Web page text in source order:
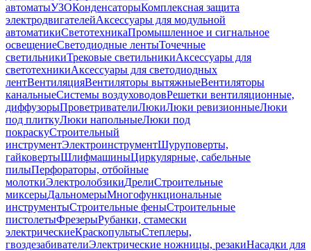
автоматыУЗОКонденсаторыКомплексная защита
электродвигателейАксессуары для модульной
автоматикиСветотехникаПромышленное и сигнальное
освещениеСветодиодные лентыТочечные
светильникиТрековые светильникиАксессуары для
светотехникиАксессуары для светодиодных
лентВентиляцияВентиляторы вытяжныеВентиляторы
канальныеСистемы воздуховодовРешетки вентиляционные,
диффузорыПроветривателиЛюкиЛюки ревизионныеЛюки
под плиткуЛюки напольныеЛюки под
покраскуСтроительный
инструментЭлектроинструментШуруповерты,
гайковертыШлифмашиныЦиркулярные, сабельные
пилыПерфораторы, отбойные
молоткиЭлектролобзикиДрелиСтроительные
миксерыДальномерыМногофункциональные
инструментыСтроительные феныСтроительные
пистолетыФрезерыРубанки, стамески
электрическиеКраскопультыСтеплеры,
гвоздезабивателиЭлектрические ножницы, резакиНасадки для